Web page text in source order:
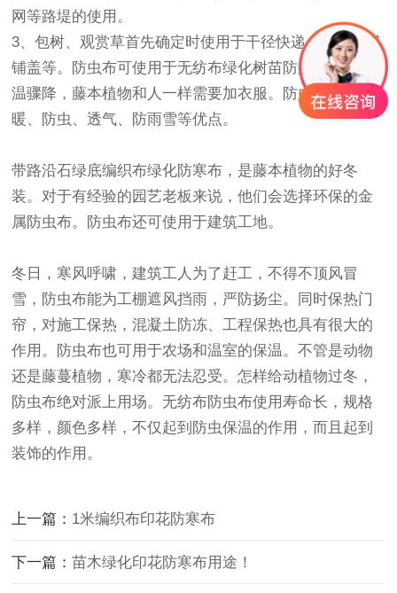
网等路堤的使用。
3、包树、观赏草首先确定时使用于干径快递、除草地膜
铺盖等。防虫布可使用于无纺布绿化树苗防虫。冬天气
温骤降，藤本植物和人一样需要加衣服。防虫布具有保
暖、防虫、透气、防雨雪等优点。
带路沿石绿底编织布绿化防寒布 ， 是藤本植物的好冬
装。对于有经验的园艺老板来说，他们会选择环保的金
属防虫布。防虫布还可使用于建筑工地。
冬日，寒风呼啸，建筑工人为了赶工，不得不顶风冒
雪，防虫布能为工棚遮风挡雨，严防扬尘。同时保热门
帘，对施工保热，混凝土防冻、工程保热也具有很大的
作用。防虫布也可用于农场和温室的保温。不管是动物
还是藤蔓植物，寒冷都无法忍受。怎样给动植物过冬，
防虫布绝对派上用场。无纺布防虫布使用寿命长，规格
多样，颜色多样，不仅起到防虫保温的作用，而且起到
装饰的作用。
上一篇： 1米编织布印花防寒布
下一篇：苗木绿化印花防寒布用途！